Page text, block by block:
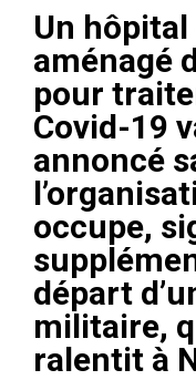
Un
aménagé
pour
Covid-19
annoncé
occupe,
départ
militaire,
ralentit à